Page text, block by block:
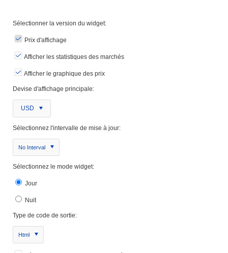
Sélectionner la version du widget:
Prix ​​d'affichage
Afficher les statistiques des marchés
Afficher le graphique des prix
Devise d'affichage principale:
USD
Sélectionnez l'intervalle de mise à jour:
No Interval
Sélectionnez le mode widget:
Jour
Nuit
Type de code de sortie:
Html